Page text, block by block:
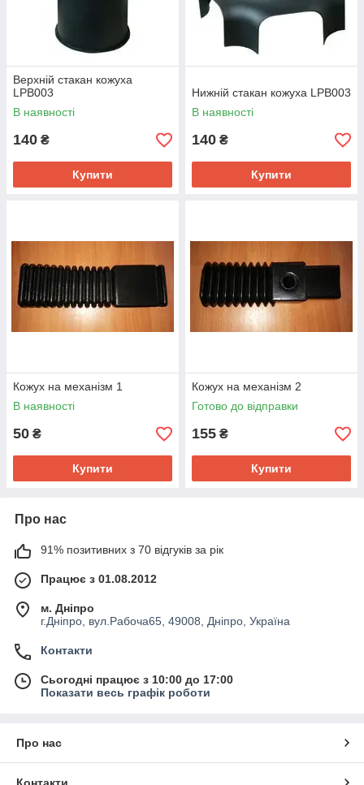
Верхній стакан кожуха
LPB003
В наявності
140 ₴
Купити
Нижній стакан кожуха LPB003
В наявності
140 ₴
Купити
Кожух на механізм 1
В наявності
50 ₴
Купити
Кожух на механізм 2
Готово до відправки
155 ₴
Купити
Про нас
91% позитивних з 70 відгуків за рік
Працює з 01.08.2012
м. Дніпро
г.Дніпро, вул.Рабоча65, 49008, Дніпро, Україна
Контакти
Сьогодні працює з 10:00 до 17:00
Показати весь графік роботи
Про нас